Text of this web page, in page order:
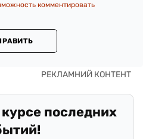
комментировать
последних